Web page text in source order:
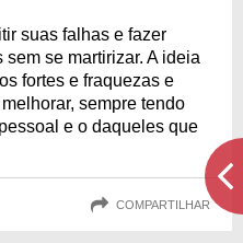
suas falhas e fazer
se martirizar. A ideia
fortes e fraquezas e
sempre tendo
e o daqueles que
COMPARTILHAR